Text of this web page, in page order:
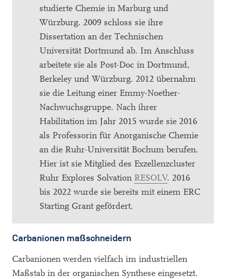
studierte Chemie in Marburg und
Würzburg. 2009 schloss sie ihre
Dissertation an der Technischen
Universität Dortmund ab. Im Anschluss
arbeitete sie als Post-Doc in Dortmund,
Berkeley und Würzburg. 2012 übernahm
sie die Leitung einer Emmy-Noether-
Nachwuchsgruppe. Nach ihrer
Habilitation im Jahr 2015 wurde sie 2016
als Professorin für Anorganische Chemie
an die Ruhr-Universität Bochum berufen.
Hier ist sie Mitglied des Exzellenzcluster
Ruhr Explores Solvation RESOLV. 2016
bis 2022 wurde sie bereits mit einem ERC
Starting Grant gefördert.
Carbanionen maßschneidern
Carbanionen werden vielfach im industriellen
Maßstab in der organischen Synthese eingesetzt.